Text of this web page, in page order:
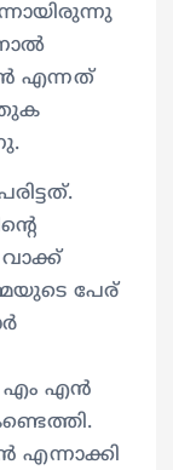
എന്നത്
പേര്
എം എൻ
എന്നാക്കി